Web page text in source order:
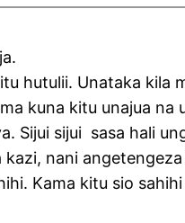
hutulii. Unataka kila
kuna kitu unajua
Sijui sijui sasa hali
nani
Kama kitu sio